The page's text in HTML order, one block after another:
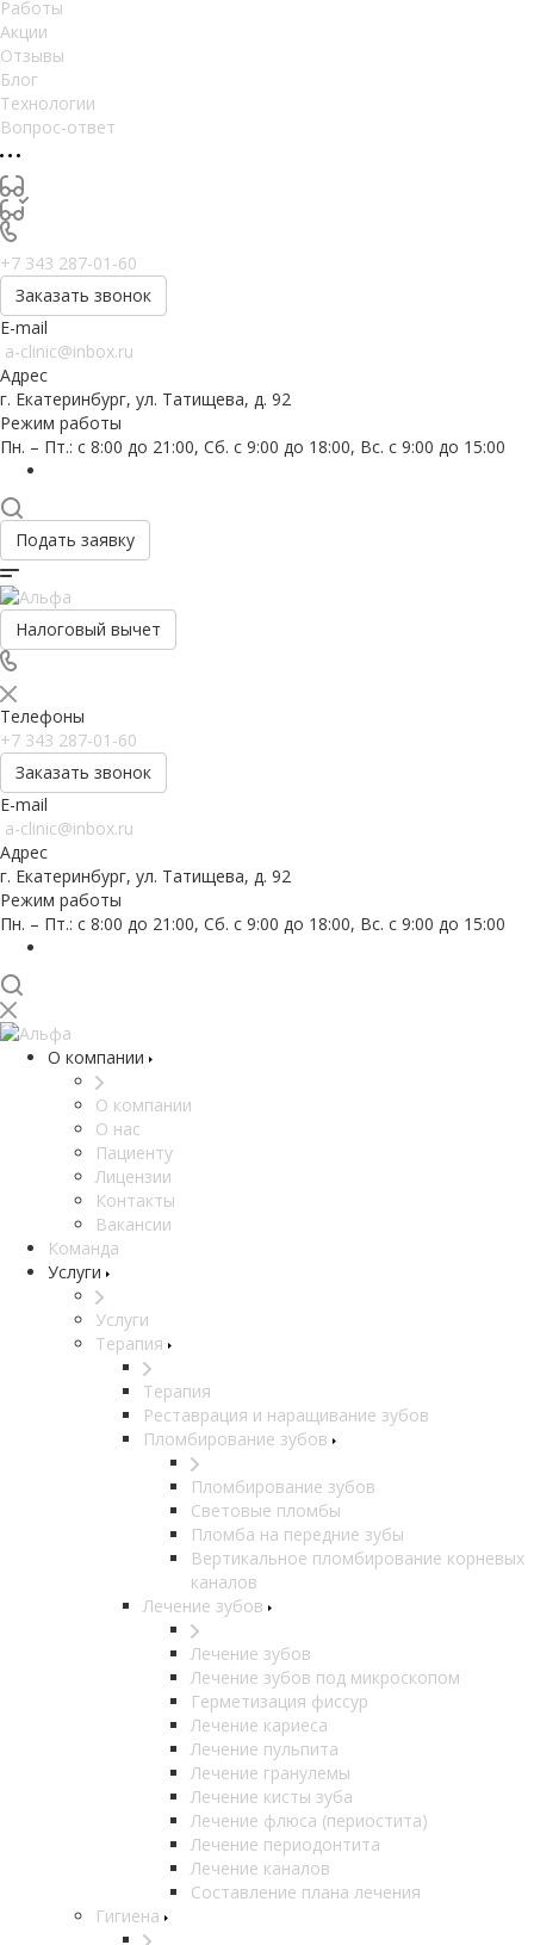
Работы
Акции
Отзывы
Блог
Технологии
Вопрос-ответ
+7 343 287-01-60
Заказать звонок
E-mail
a-clinic@inbox.ru
Адрес
г. Екатеринбург, ул. Татищева, д. 92
Режим работы
Пн. – Пт.: с 8:00 до 21:00, Сб. с 9:00 до 18:00, Вс. с 9:00 до 15:00
Подать заявку
Налоговый вычет
Телефоны
+7 343 287-01-60
Заказать звонок
E-mail
a-clinic@inbox.ru
Адрес
г. Екатеринбург, ул. Татищева, д. 92
Режим работы
Пн. – Пт.: с 8:00 до 21:00, Сб. с 9:00 до 18:00, Вс. с 9:00 до 15:00
О компании
О компании
О нас
Пациенту
Лицензии
Контакты
Вакансии
Команда
Услуги
Услуги
Терапия
Терапия
Реставрация и наращивание зубов
Пломбирование зубов
Пломбирование зубов
Световые пломбы
Пломба на передние зубы
Вертикальное пломбирование корневых
каналов
Лечение зубов
Лечение зубов
Лечение зубов под микроскопом
Герметизация фиссур
Лечение кариеса
Лечение пульпита
Лечение гранулемы
Лечение кисты зуба
Лечение флюса (периостита)
Лечение периодонтита
Лечение каналов
Составление плана лечения
Гигиена